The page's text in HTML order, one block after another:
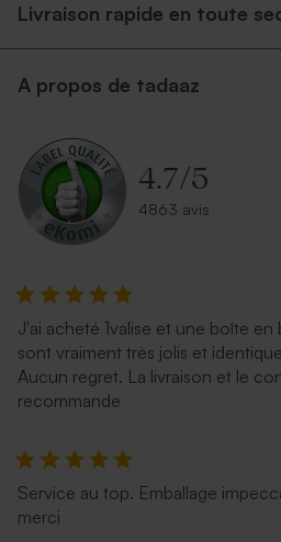
Livraison rapide en toute
A propos de tadaaz
4.7/5
4863 avis
J'ai acheté 1valise et une boîte en
sont vraiment très jolis et
Aucun regret. La livraison et le
recommande
Service au top. Emballage
merci